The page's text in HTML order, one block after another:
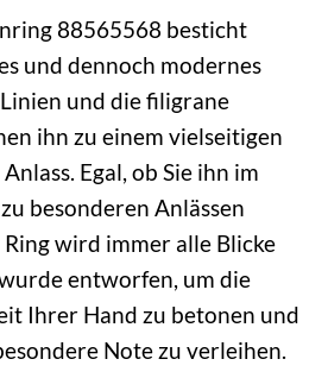
88565568 besticht
und dennoch modernes
und die filigrane
ihn zu einem vielseitigen
Egal, ob Sie ihn im
besonderen Anlässen
wird immer alle Blicke
entworfen, um die
Ihrer Hand zu betonen und
Note zu verleihen.